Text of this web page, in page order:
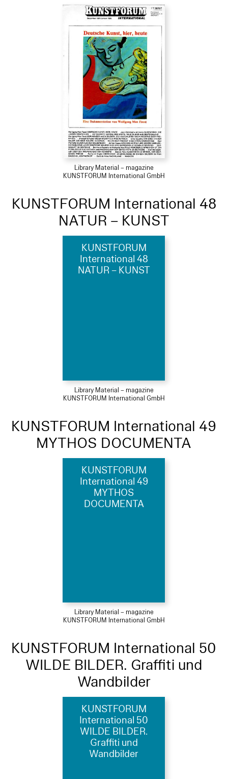
Library Material – magazine
KUNSTFORUM International GmbH
KUNSTFORUM International 48
NATUR – KUNST
KUNSTFORUM
International 48
NATUR – KUNST
Library Material – magazine
KUNSTFORUM International GmbH
KUNSTFORUM International 49
MYTHOS DOCUMENTA
KUNSTFORUM
International 49
MYTHOS
DOCUMENTA
Library Material – magazine
KUNSTFORUM International GmbH
KUNSTFORUM International 50
WILDE BILDER. Graffiti und
Wandbilder
KUNSTFORUM
International 50
WILDE BILDER.
Graffiti und
Wandbilder